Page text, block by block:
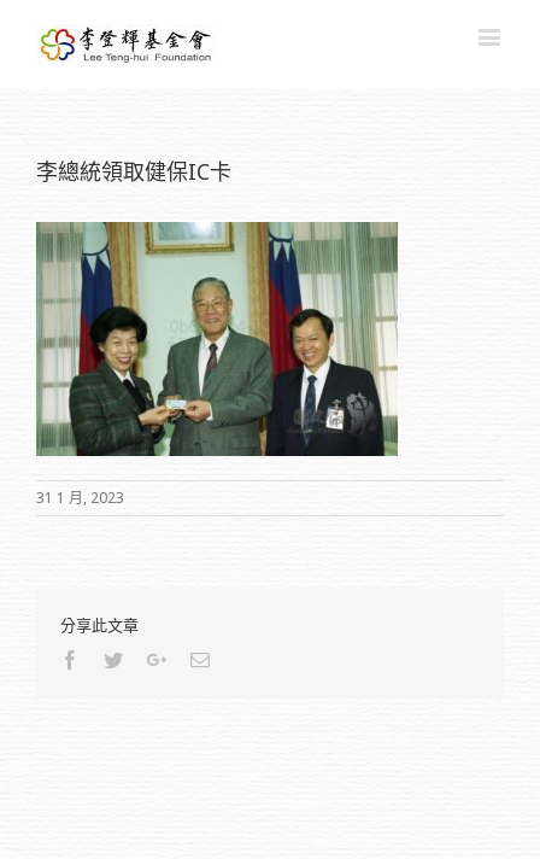
李總統領取健保IC卡
31 1 月, 2023
分享此文章
Facebook
TwitterGoogle+Email